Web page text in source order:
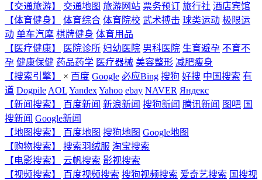
【交通旅游】
交通地图 旅游网站 票务预订 旅行社 酒店宾馆
【体育健身】
体育综合 体育院校 武术搏击 球类运动 极限运
动 单车汽摩 棋牌健身 体育用品
【医疗健康】
医院诊所 妇幼医院 男科医院 生育避孕 不育不
孕 健康保健 药品药学 医疗器械 美容整形 减肥瘦身
【搜索引擎】
× 百度 Google 必应Bing 搜狗 好搜 中国搜索 有
道 Dogpile AOLYandexYahoo ebay NAVER Яндекс
【新闻搜索】
百度新闻 新浪新闻 搜狗新闻 腾讯新闻 图吧 国
搜新闻 Google新闻
【地图搜索】
百度地图 搜狗地图 Google地图
【购物搜索】
搜索羽绒服 淘宝搜索
【电影搜索】
云帆搜索 影视搜索
【视频搜索】
百度视频搜索 搜狗视频搜索 爱奇艺搜索 国搜视